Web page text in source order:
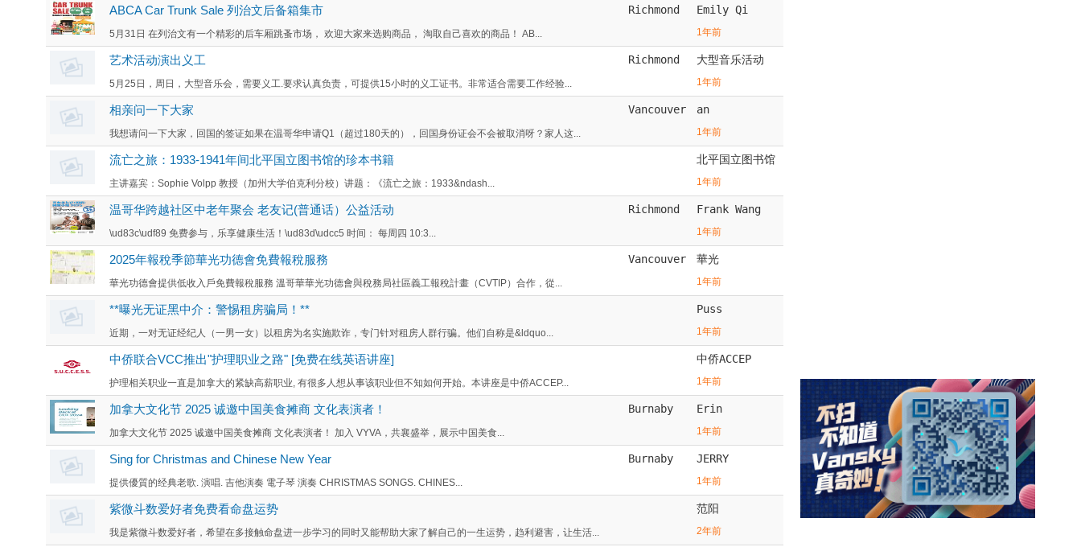
ABCA Car Trunk Sale 列治文后备箱集市
5月31日 在列治文有一个精彩的后车厢跳蚤市场， 欢迎大家来选购商品， 淘取自己喜欢的商品！ AB...
Richmond Emily Qi
1年前
艺术活动演出义工
5月25日，周日，大型音乐会，需要义工.要求认真负责，可提供15小时的义工证书。非常适合需要工作经验...
Richmond 大型音乐活动
1年前
相亲问一下大家
我想请问一下大家，回国的签证如果在温哥华申请Q1（超过180天的），回国身份证会不会被取消呀？家人这...
Vancouver an
1年前
流亡之旅：1933-1941年间北平国立图书馆的珍本书籍
主讲嘉宾：Sophie Volpp 教授（加州大学伯克利分校）讲题：《流亡之旅：1933&ndash...
北平国立图书馆
1年前
温哥华跨越社区中老年聚会 老友记(普通话）公益活动
\ud83c\udf89 免费参与，乐享健康生活！\ud83d\udcc5 时间： 每周四 10:3...
Richmond Frank Wang
1年前
2025年報稅季節華光功德會免費報稅服務
華光功德會提供低收入戶免費報稅服務 溫哥華華光功德會與稅務局社區義工報稅計畫（CVTIP）合作，從...
Vancouver 華光
1年前
**曝光无证黑中介：警惕租房骗局！**
近期，一对无证经纪人（一男一女）以租房为名实施欺诈，专门针对租房人群行骗。他们自称是&ldquo...
Puss
1年前
中侨联合VCC推出"护理职业之路" [免费在线英语讲座]
护理相关职业一直是加拿大的紧缺高薪职业, 有很多人想从事该职业但不知如何开始。本讲座是中侨ACCEP...
中侨ACCEP
1年前
加拿大文化节 2025 诚邀中国美食摊商 文化表演者！
加拿大文化节 2025 诚邀中国美食摊商 文化表演者！ 加入 VYVA，共襄盛举，展示中国美食...
Burnaby Erin
1年前
Sing for Christmas and Chinese New Year
提供優質的经典老歌. 演唱. 吉他演奏 電子琴 演奏 CHRISTMAS SONGS. CHINES...
Burnaby JERRY
1年前
紫微斗数爱好者免费看命盘运势
我是紫微斗数爱好者，希望在多接触命盘进一步学习的同时又能帮助大家了解自己的一生运势，趋利避害，让生活...
范阳
2年前